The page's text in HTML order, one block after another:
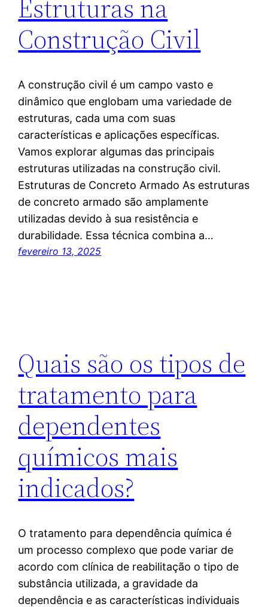
Estruturas na
Construção Civil
A construção civil é um campo vasto e
dinâmico que englobam uma variedade de
estruturas, cada uma com suas
características e aplicações específicas.
Vamos explorar algumas das principais
estruturas utilizadas na construção civil.
Estruturas de Concreto Armado As estruturas
de concreto armado são amplamente
utilizadas devido à sua resistência e
durabilidade. Essa técnica combina a…
fevereiro 13, 2025
Quais são os tipos de
tratamento para
dependentes
químicos mais
indicados?
O tratamento para dependência química é
um processo complexo que pode variar de
acordo com clínica de reabilitação o tipo de
substância utilizada, a gravidade da
dependência e as características individuais